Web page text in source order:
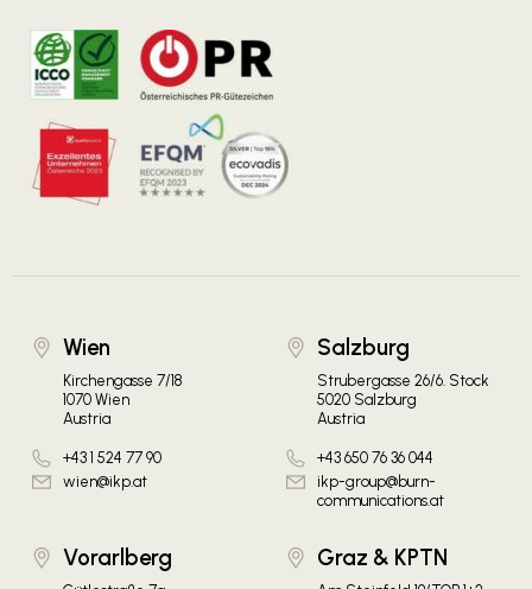
Wien
Kirchengasse 7/18
1070 Wien
Austria
+43 1 524 77 90
wien@ikp.at
Salzburg
Strubergasse 26/6. Stock
5020 Salzburg
Austria
+43 650 76 36 044
ikp-group@burn-
communications.at
Vorarlberg Graz & KPTN